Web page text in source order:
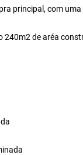
principal, com
240m2 de aréa